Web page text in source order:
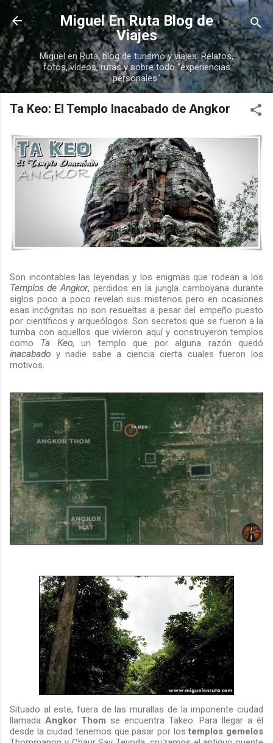
Ir al contenido principal
Miguel En Ruta Blog de
Viajes
Miguel en Ruta, blog de turismo y viajes. Relatos,
fotos, vídeos, rutas y sobre todo "experiencias
personales"
Ta Keo: El Templo Inacabado de Angkor
Son incontables las leyendas y los enigmas que rodean a los
Templos de Angkor, perdidos en la jungla camboyana durante
siglos poco a poco revelan sus misterios pero en ocasiones
esas incógnitas no son resueltas a pesar del empeño puesto
por científicos y arqueólogos. Son secretos que se fueron a la
tumba con aquellos que vivieron aquí y construyeron templos
como Ta Keo, un templo que por alguna razón quedó
inacabado y nadie sabe a ciencia cierta cuales fueron los
motivos.
Situado al este, fuera de las murallas de la imponente ciudad
llamada Angkor Thom se encuentra Takeo. Para llegar a él
desde la ciudad tenemos que pasar por lostemplos gemelos